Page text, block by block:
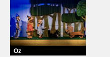
Oz